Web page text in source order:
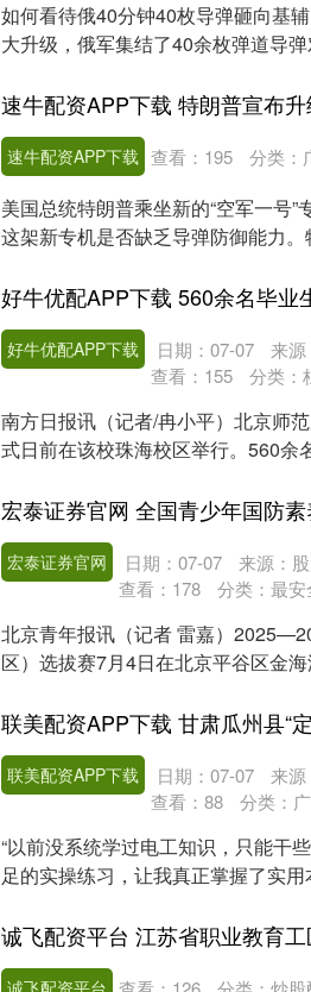
如何看待俄40分钟40枚导弹砸向基
大升级，俄军集结了40余枚弹道导
速牛配资APP下载 查看： 195 分类：
美国总统特朗普乘坐新的“空军一号
这架新专机是否缺乏导弹防御能力
好牛优配APP下载 日期：07-07
来源
查看： 155 分类：
南方日报讯（记者/冉小平）北京师
式日前在该校珠海校区举行。560余
宏泰证券官网 日期：07-07
来源：
查看： 178 分类： 最安
北京青年报讯（记者 雷嘉）
区）选拔赛7月4日在北京平谷区金
联美配资APP下载 日期：07-07
来源
查看： 88 分类：
“以前没系统学过电工知识，只能干
足的实操练习，让我真正掌握了实
诚飞配资平台 江苏省职业教育